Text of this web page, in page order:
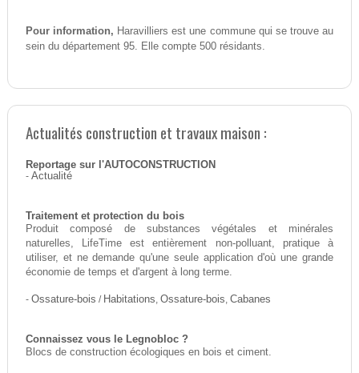
Pour information, Haravilliers est une commune qui se trouve au
sein du département 95. Elle compte 500 résidants.
Actualités construction et travaux maison :
Reportage sur l'AUTOCONSTRUCTION
- Actualité
Traitement et protection du bois
Produit composé de substances végétales et minérales
naturelles, LifeTime est entièrement non-polluant, pratique à
utiliser, et ne demande qu'une seule application d'où une grande
économie de temps et d'argent à long terme.
- Ossature-bois / Habitations, Ossature-bois, Cabanes
Connaissez vous le Legnobloc ?
Blocs de construction écologiques en bois et ciment.